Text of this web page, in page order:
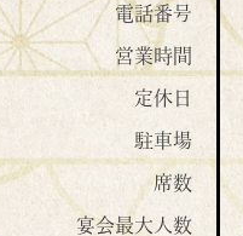
電話番号
営業時間
定休日
駐車場
席数
宴会最大人数